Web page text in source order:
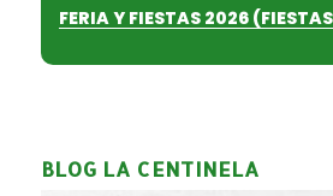
FERIA Y FIESTAS 2026
BLOG LA CENTINELA